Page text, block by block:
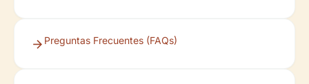
Preguntas Frecuentes (FAQs)